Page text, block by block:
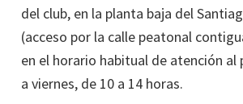
del club, en la planta baja del
(acceso por la calle peatonal
en el horario habitual de atención al
a viernes, de 10 a 14 horas.